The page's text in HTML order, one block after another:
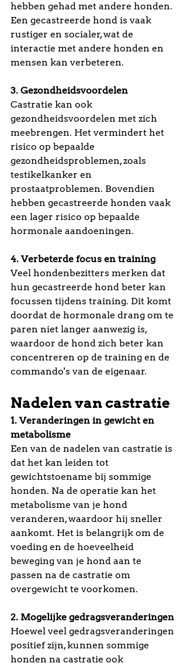
hebben gehad met andere honden.
Een gecastreerde hond is vaak
rustiger en socialer, wat de
interactie met andere honden en
mensen kan verbeteren.
3. Gezondheidsvoordelen
Castratie kan ook
gezondheidsvoordelen met zich
meebrengen. Het vermindert het
risico op bepaalde
gezondheidsproblemen, zoals
testikelkanker en
prostaatproblemen. Bovendien
hebben gecastreerde honden vaak
een lager risico op bepaalde
hormonale aandoeningen.
4. Verbeterde focus en training
Veel hondenbezitters merken dat
hun gecastreerde hond beter kan
focussen tijdens training. Dit komt
doordat de hormonale drang om te
paren niet langer aanwezig is,
waardoor de hond zich beter kan
concentreren op de training en de
commando's van de eigenaar.
Nadelen van castratie
1. Veranderingen in gewicht en
metabolisme
Een van de nadelen van castratie is
dat het kan leiden tot
gewichtstoename bij sommige
honden. Na de operatie kan het
metabolisme van je hond
veranderen, waardoor hij sneller
aankomt. Het is belangrijk om de
voeding en de hoeveelheid
beweging van je hond aan te
passen na de castratie om
overgewicht te voorkomen.
2. Mogelijke gedragsveranderingen
Hoewel veel gedragsveranderingen
positief zijn, kunnen sommige
honden na castratie ook